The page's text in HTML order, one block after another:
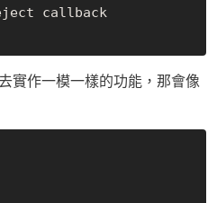
callback
實作一模一樣的功能，那會像